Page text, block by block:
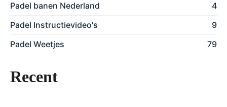
Padel banen Nederland
4
Padel Instructievideo's
9
Padel Weetjes
79
Recent